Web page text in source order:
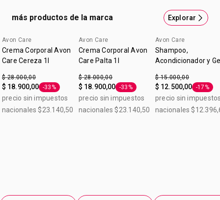
más productos de la marca Explorar
Avon Care
Crema Corporal Avon
Care Cereza 1l
$ 28.000,00
$ 18.900,00 Etiqueta -33%
-33%
precio sin impuestos
nacionales $23.140,50
Avon Care
Crema Corporal Avon
Care Palta 1l
$ 28.000,00
$ 18.900,00 Etiqueta -33%
-33%
precio sin impuestos
nacionales $23.140,50
Avon Care
Shampoo,
Acondicionador y
Men 400ml
$ 15.000,00
$ 12.500,00 Etiqueta
-17%
precio sin
nacionales